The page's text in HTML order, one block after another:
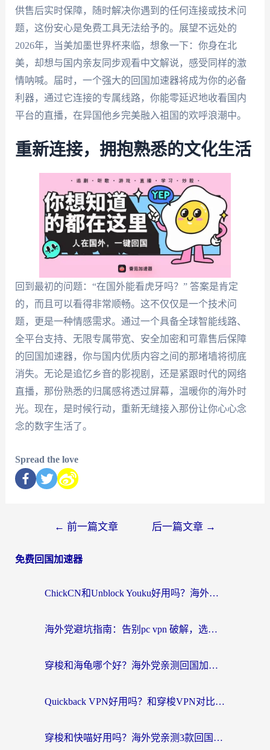
供售后实时保障，随时解决你遇到的任何连接或技术问
题，这份安心是免费工具无法给予的。展望不远处的
2026年，当美加墨世界杯来临，想象一下：你身在北
美，却想与国内亲友同步观看中文解说，感受同样的激
情呐喊。届时，一个强大的回国加速器将成为你的必备
利器，通过它连接的专属线路，你能零延迟地收看国内
平台的直播，在异国他乡完美融入祖国的欢呼浪潮中。
重新连接，拥抱熟悉的文化生活
回到最初的问题：“在国外能看虎牙吗？” 答案是肯定
的，而且可以看得非常顺畅。这不仅仅是一个技术问
题，更是一种情感需求。通过一个具备全球智能线路、
全平台支持、无限专属带宽、安全加密和可靠售后保障
的回国加速器，你与国内优质内容之间的那堵墙将彻底
消失。无论是追忆乡音的影视剧，还是紧跟时代的网络
直播，那份熟悉的归属感将透过屏幕，温暖你的海外时
光。现在，是时候行动，重新无缝接入那份让你心心念
念的数字生活了。
Spread the love
← 前一篇文章 后一篇文章 →
免费回国加速器
ChickCN和Unblock Youku好用吗？海外党亲测3款回国加速器，附iOS免费选择指南
海外党避坑指南：告别pc vpn 破解，选对回国加速器轻松访问国内资源
穿梭和海龟哪个好？海外党亲测回国加速器，附电脑免费VPN推荐
Quickback VPN好用吗？和穿梭VPN对比哪个回国效果更好？海外党必看的真实测评与选择指南
穿梭和快喵好用吗？海外党亲测3款回国加速器，附日本回国VPN避坑指南